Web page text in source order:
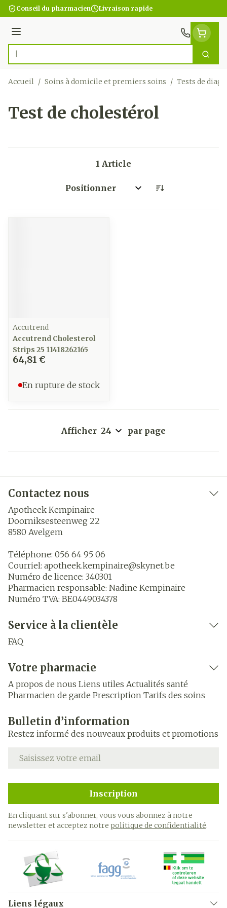
Aller au contenu
Conseil du pharmacien Livraison rapide
Menu
Rechercher
Accueil / Soins à domicile et premiers soins / Tests de
Test de cholestérol
1 Article
Trier par:
Accutrend
Accutrend Cholesterol
Strips 25 11418262165
64,81 €
En rupture de stock
Afficher par page
Contactez nous
Apotheek Kempinaire
Doorniksesteenweg 22
8580 Avelgem
Téléphone: 056 64 95 06
Courriel: apotheek.kempinaire@skynet.be
Numéro de licence: 340301
Pharmacien responsable: Nadine Kempinaire
Numéro TVA: BE0449034378
Service à la clientèle
FAQ
Votre pharmacie
A propos de nous Liens utiles Actualités santé
Pharmacien de garde Prescription Tarifs des soins
Bulletin d’information
Restez informé des nouveaux produits et promotions
Adresse mail
Inscription
En cliquant sur s'abonner, vous vous abonnez à notre
newsletter et acceptez notre politique de confidentialité.
Liens légaux